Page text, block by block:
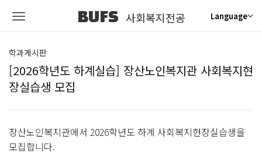
BUFS 사회복지전공 Language
학과게시판
[2026학년도 하계실습] 장산노인복지관 사회복지현
장실습생 모집
장산노인복지관에서 2026학년도 하계 사회복지현장실습생을
모집합니다.